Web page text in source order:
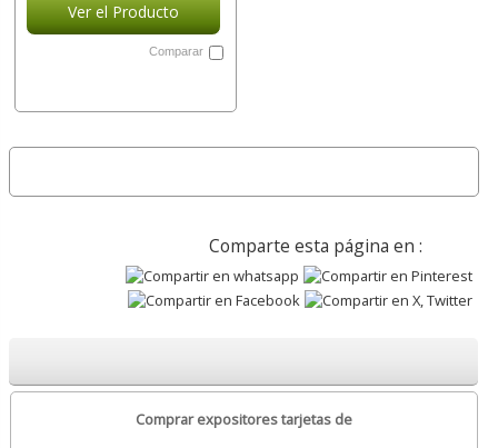
Ver el Producto
Comparar
Comparte esta página en :
Comprar expositores tarjetas de